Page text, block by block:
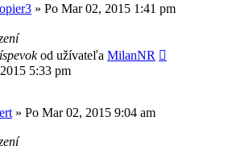
» Po Mar 02, 2015 1:41 pm
od užívateľa MilanNR
5:33 pm
» Po Mar 02, 2015 9:04 am